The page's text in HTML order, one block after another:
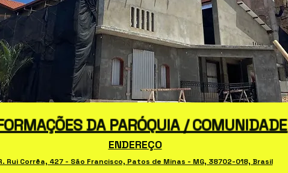
DA PARÓQUIA / COMUNIDADE
Rui Corrêa, 427 - São Francisco, Patos de Minas - MG, 38702-018, Brasil
ENDEREÇO